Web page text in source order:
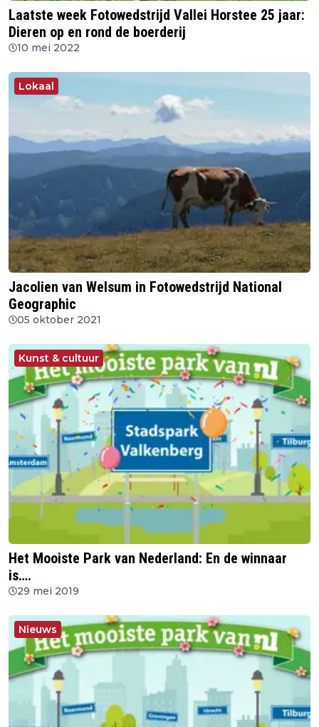
Laatste week Fotowedstrijd Vallei Horstee 25 jaar:
Dieren op en rond de boerderij
10 mei 2022
Lokaal
Jacolien van Welsum in Fotowedstrijd National
Geographic
05 oktober 2021
Kunst & cultuur
Het Mooiste Park van Nederland: En de winnaar
is….
29 mei 2019
Nieuws